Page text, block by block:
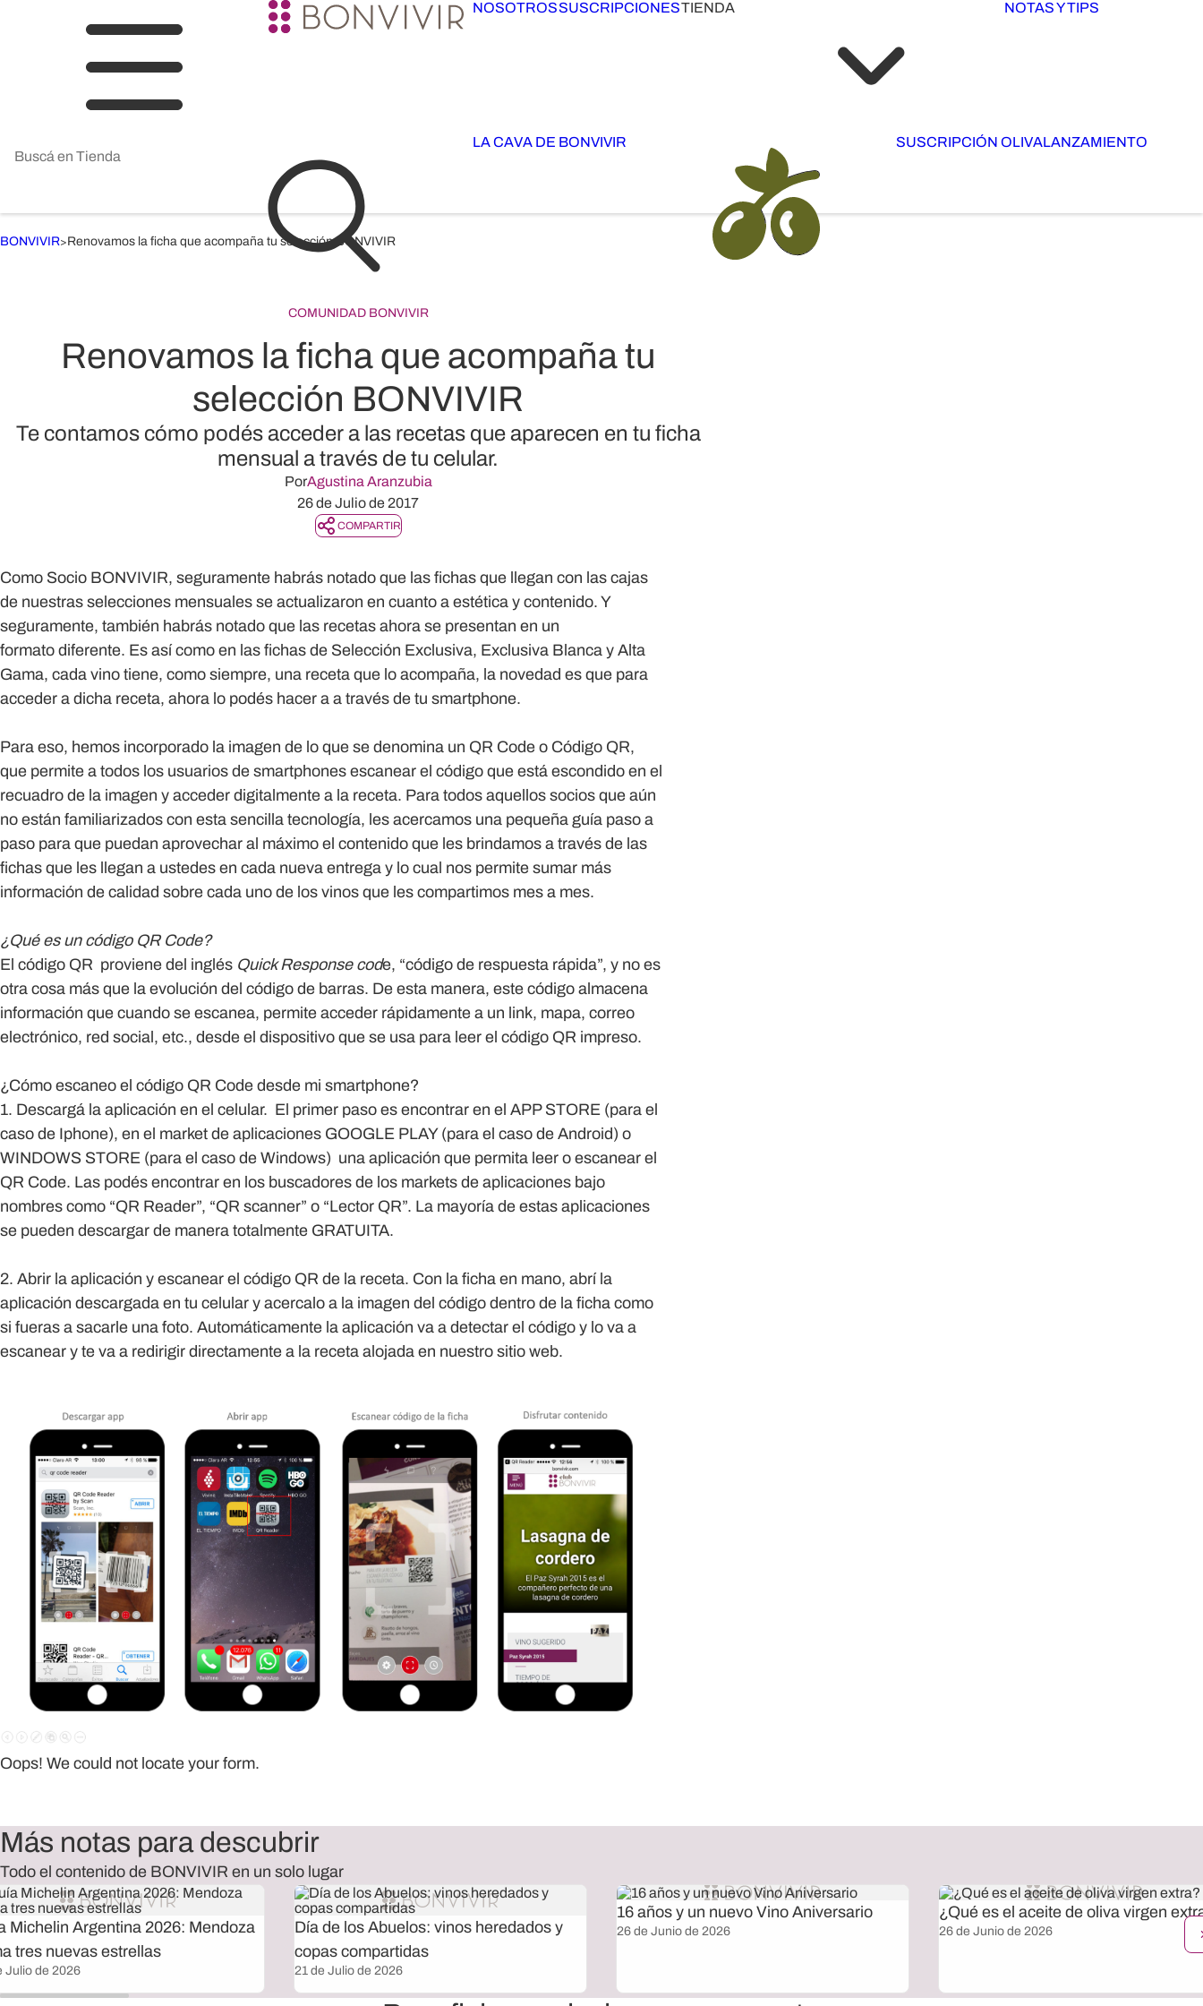
NOSOTROSSUSCRIPCIONESTIENDA NOTAS Y TIPS
LA CAVA DE BONVIVIR SUSCRIPCIÓN OLIVALANZAMIENTO
BONVIVIR>Renovamos la ficha que acompaña tu selección BONVIVIR
COMUNIDAD BONVIVIR
Renovamos la ficha que acompaña tu
selección BONVIVIR
Te contamos cómo podés acceder a las recetas que aparecen en tu ficha
mensual a través de tu celular.
PorAgustina Aranzubia
26 de Julio de 2017
COMPARTIR
Como Socio BONVIVIR, seguramente habrás notado que las fichas que llegan con las cajas
de nuestras selecciones mensuales se actualizaron en cuanto a estética y contenido. Y
seguramente, también habrás notado que las recetas ahora se presentan en un
formato diferente. Es así como en las fichas de Selección Exclusiva, Exclusiva Blanca y Alta
Gama, cada vino tiene, como siempre, una receta que lo acompaña, la novedad es que para
acceder a dicha receta, ahora lo podés hacer a a través de tu smartphone.
Para eso, hemos incorporado la imagen de lo que se denomina un QR Code o Código QR,
que permite a todos los usuarios de smartphones escanear el código que está escondido en el
recuadro de la imagen y acceder digitalmente a la receta. Para todos aquellos socios que aún
no están familiarizados con esta sencilla tecnología, les acercamos una pequeña guía paso a
paso para que puedan aprovechar al máximo el contenido que les brindamos a través de las
fichas que les llegan a ustedes en cada nueva entrega y lo cual nos permite sumar más
información de calidad sobre cada uno de los vinos que les compartimos mes a mes.
¿Qué es un código QR Code?
El código QR proviene del inglés Quick Response code, “código de respuesta rápida”, y no es
otra cosa más que la evolución del código de barras. De esta manera, este código almacena
información que cuando se escanea, permite acceder rápidamente a un link, mapa, correo
electrónico, red social, etc., desde el dispositivo que se usa para leer el código QR impreso.
¿Cómo escaneo el código QR Code desde mi smartphone?
1. Descargá la aplicación en el celular. El primer paso es encontrar en el APP STORE (para el
caso de Iphone), en el market de aplicaciones GOOGLE PLAY (para el caso de Android) o
WINDOWS STORE (para el caso de Windows) una aplicación que permita leer o escanear el
QR Code. Las podés encontrar en los buscadores de los markets de aplicaciones bajo
nombres como “QR Reader”, “QR scanner” o “Lector QR”. La mayoría de estas aplicaciones
se pueden descargar de manera totalmente GRATUITA.
2. Abrir la aplicación y escanear el código QR de la receta. Con la ficha en mano, abrí la
aplicación descargada en tu celular y acercalo a la imagen del código dentro de la ficha como
si fueras a sacarle una foto. Automáticamente la aplicación va a detectar el código y lo va a
escanear y te va a redirigir directamente a la receta alojada en nuestro sitio web.
Oops! We could not locate your form.
Más notas para descubrir
Todo el contenido de BONVIVIR en un solo lugar
Michelin Argentina 2026: Mendoza
tres nuevas estrellas
Julio de 2026
Día de los Abuelos: vinos heredados y
copas compartidas
21 de Julio de 2026
16 años y un nuevo Vino Aniversario
26 de Junio de 2026
¿Qué es el aceite de oliva virgen
26 de Junio de 2026